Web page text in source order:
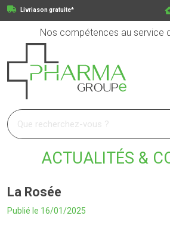
Livriason gratuite*
Nos compétences au service
Pharmagroupe Votre pharmacie en
ACTUALITÉS &
La Rosée
Publié le 16/01/2025